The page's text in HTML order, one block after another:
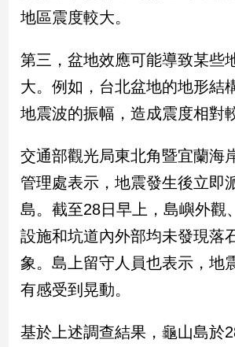
地
新
冠
病
毒
區
南
台
灣
觀
點
南
台
地區震度較大。
第三，盆地效應可能導致某些
大。例如，台北盆地的地形結
地震波的振幅，造成震度相對
交通部觀光局東北角暨宜蘭海
管理處表示，地震發生後立即
島。截至28日早上，島嶼外觀
設施和坑道內外部均未發現落
象。島上留守人員也表示，地
有感受到晃動。
基於上述調查結果，龜山島於